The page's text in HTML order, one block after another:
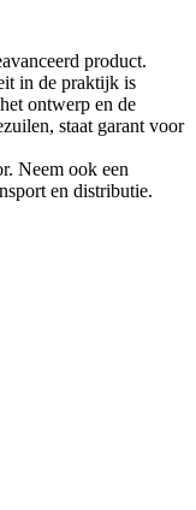
product.
in de praktijk is
ontwerp en de
staat garant voor
Neem ook een
en distributie.